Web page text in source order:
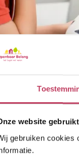
website
gebruiken cookies
uw
van uw
maar